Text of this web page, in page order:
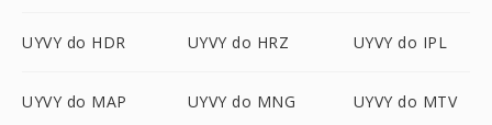
UYVY do HDR UYVY do HRZ UYVY do IPL
UYVY do MAP UYVY do MNG UYVY do MTV